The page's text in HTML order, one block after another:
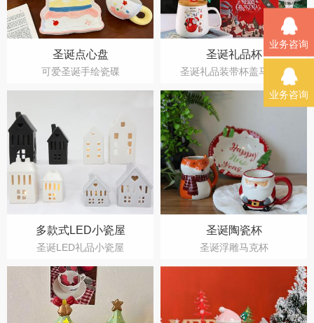
业务咨询
业务咨询
圣诞点心盘
可爱圣诞手绘瓷碟
圣诞礼品杯
圣诞礼品装带杯盖马克杯
多款式LED小瓷屋
圣诞LED礼品小瓷屋
圣诞陶瓷杯
圣诞浮雕马克杯